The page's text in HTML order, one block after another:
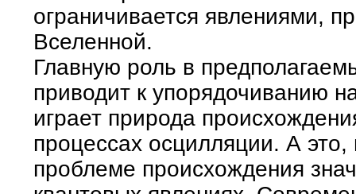
ограничивается явлениями,
Вселенной.
Главную роль в
приводит к упорядочиванию
играет природа
процессах осцилляции. А
проблеме происхождения